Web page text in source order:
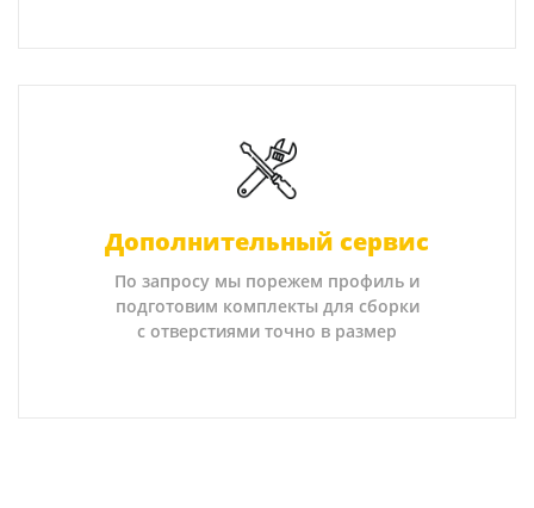
Дополнительный сервис
По запросу мы порежем профиль и
подготовим комплекты для сборки
с отверстиями точно в размер